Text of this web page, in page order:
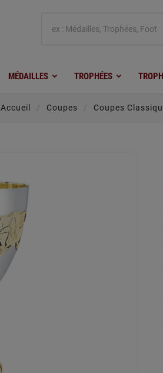
MÉDAILLES TROPHÉES
Accueil Coupes Coupes